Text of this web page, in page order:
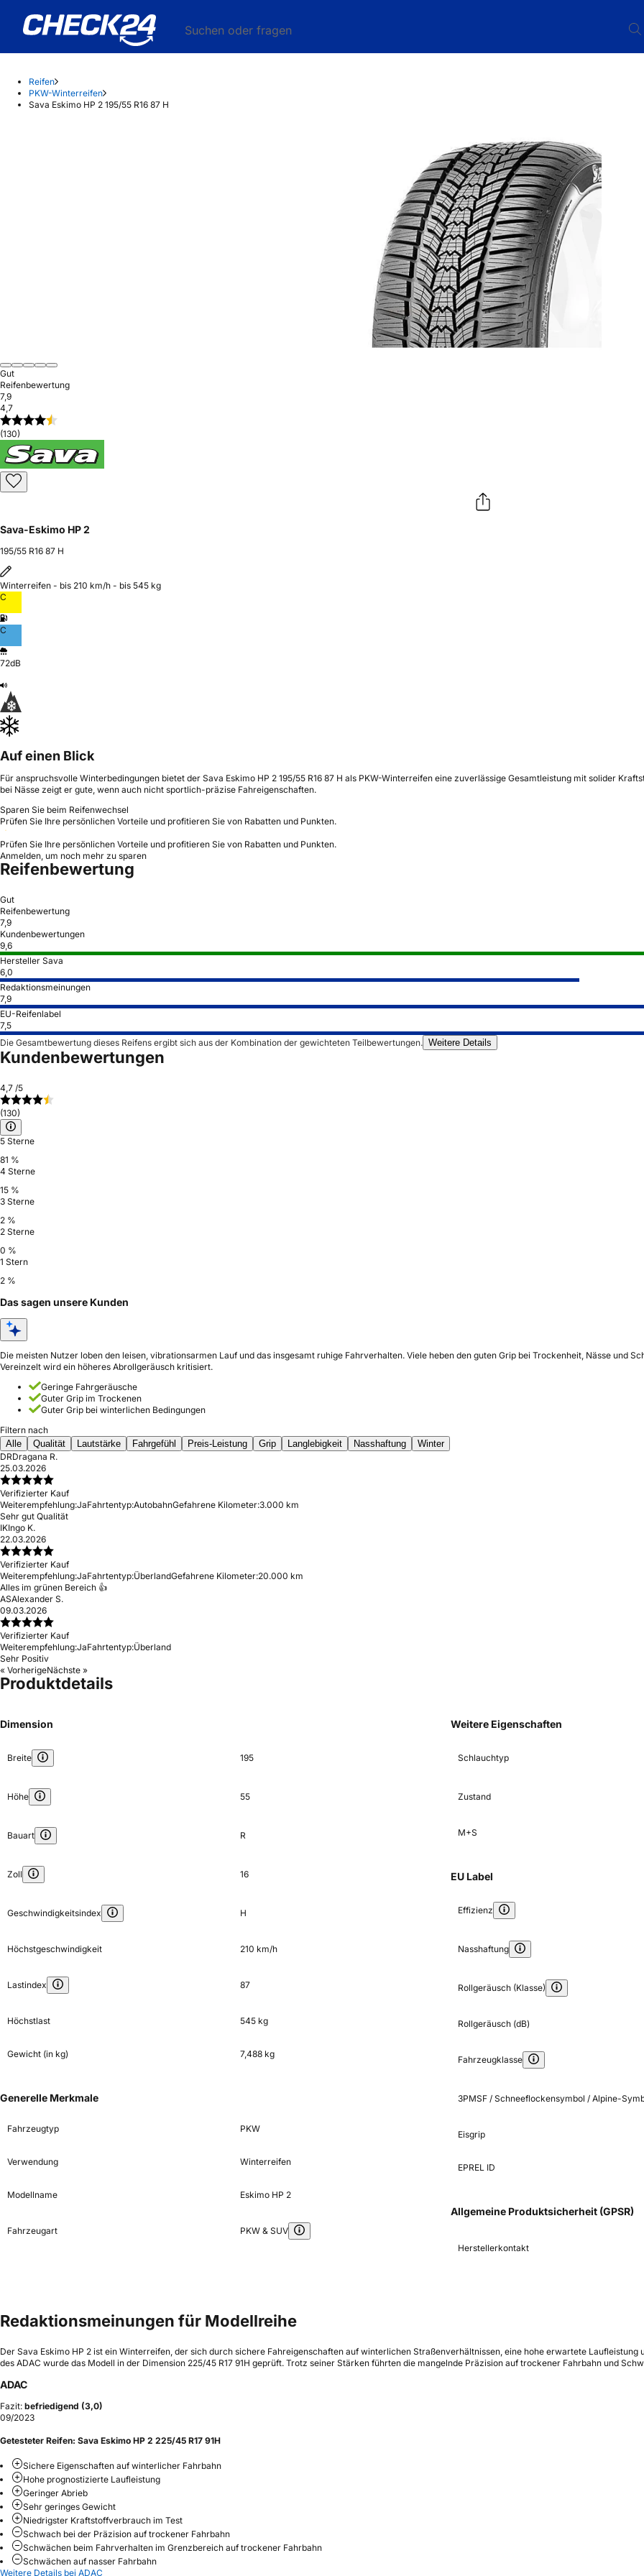
Suchen oder fragen
Reifen
PKW-Winterreifen
Sava Eskimo HP 2 195/55 R16 87 H
Gut
Reifenbewertung
7,9
4,7
(130)
Sava-Eskimo HP 2
195/55 R16 87 H
Winterreifen - bis 210 km/h - bis 545 kg
C
C
72dB
Auf einen Blick
Für anspruchsvolle Winterbedingungen bietet der Sava Eskimo HP 2 195/55 R16 87 H als PKW-Winterreifen eine zuverlässige Gesamtleistung mit solider
bei Nässe zeigt er gute, wenn auch nicht sportlich-präzise Fahreigenschaften.
Sparen Sie beim Reifenwechsel
Prüfen Sie Ihre persönlichen Vorteile und profitieren Sie von Rabatten und Punkten.
Prüfen Sie Ihre persönlichen Vorteile und profitieren Sie von Rabatten und Punkten.
Anmelden, um noch mehr zu sparen
Reifenbewertung
Gut
Reifenbewertung
7,9
Kundenbewertungen
9,6
Hersteller Sava
6,0
Redaktionsmeinungen
7,9
EU-Reifenlabel
7,5
Die Gesamtbewertung dieses Reifens ergibt sich aus der Kombination der gewichteten Teilbewertungen. Weitere Details
Kundenbewertungen
4,7 /5
(130)
5 Sterne
81 %
4 Sterne
15 %
3 Sterne
2 %
2 Sterne
0 %
1 Stern
2 %
Das sagen unsere Kunden
Die meisten Nutzer loben den leisen, vibrationsarmen Lauf und das insgesamt ruhige Fahrverhalten. Viele heben den guten Grip bei Trockenheit, Nässe und
Vereinzelt wird ein höheres Abrollgeräusch kritisiert.
Geringe Fahrgeräusche
Guter Grip im Trockenen
Guter Grip bei winterlichen Bedingungen
Filtern nach
Alle
Qualität Lautstärke Fahrgefühl Preis-Leistung Grip Langlebigkeit Nasshaftung
Winter
DRDragana R.
25.03.2026
Verifizierter Kauf
Weiterempfehlung:JaFahrtentyp:AutobahnGefahrene Kilometer:3.000 km
Sehr gut Qualität
IKIngo K.
22.03.2026
Verifizierter Kauf
Weiterempfehlung:JaFahrtentyp:ÜberlandGefahrene Kilometer:20.000 km
Alles im grünen Bereich 👍
ASAlexander S.
09.03.2026
Verifizierter Kauf
Weiterempfehlung:JaFahrtentyp:Überland
Sehr Positiv
« VorherigeNächste »
Produktdetails
Dimension
Breite 195
Höhe 55
Bauart R
Zoll 16
Geschwindigkeitsindex H
Höchstgeschwindigkeit 210 km/h
Lastindex 87
Höchstlast 545 kg
Gewicht (in kg) 7,488 kg
Generelle Merkmale
Fahrzeugtyp PKW
Verwendung Winterreifen
Modellname Eskimo HP 2
Fahrzeugart PKW & SUV
Weitere Eigenschaften
Schlauchtyp
Zustand
M+S
EU Label
Effizienz
Nasshaftung
Rollgeräusch (Klasse)
Rollgeräusch (dB)
Fahrzeugklasse
3PMSF / Schneeflockensymbol / Alpine-
Eisgrip
EPREL ID
Allgemeine Produktsicherheit (GPSR)
Herstellerkontakt
Redaktionsmeinungen für Modellreihe
Der Sava Eskimo HP 2 ist ein Winterreifen, der sich durch sichere Fahreigenschaften auf winterlichen Straßenverhältnissen, eine hohe erwartete
des ADAC wurde das Modell in der Dimension 225/45 R17 91H geprüft. Trotz seiner Stärken führten die mangelnde Präzision auf trockener Fahrbahn und
ADAC
Fazit: befriedigend (3,0)
09/2023
Getesteter Reifen: Sava Eskimo HP 2 225/45 R17 91H
Sichere Eigenschaften auf winterlicher Fahrbahn
Hohe prognostizierte Laufleistung
Geringer Abrieb
Sehr geringes Gewicht
Niedrigster Kraftstoffverbrauch im Test
Schwach bei der Präzision auf trockener Fahrbahn
Schwächen beim Fahrverhalten im Grenzbereich auf trockener Fahrbahn
Schwächen auf nasser Fahrbahn
Weitere Details bei ADAC